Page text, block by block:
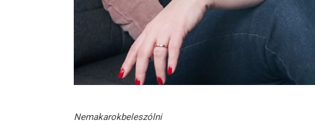
Nemakarokbeleszólni